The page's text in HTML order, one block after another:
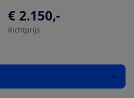
€ 2.150,-
Richtprijs